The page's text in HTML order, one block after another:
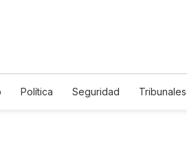
Política Seguridad Tribunales